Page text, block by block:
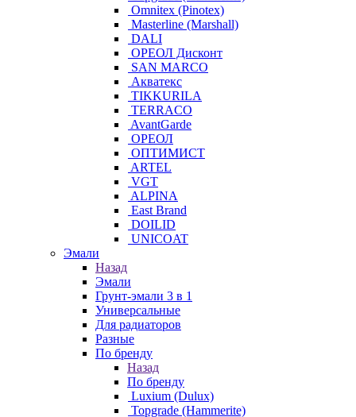
Omnitex (Pinotex)
Masterline (Marshall)
DALI
ОРЕОЛ Дисконт
SAN MARCO
Акватекс
TIKKURILA
TERRACO
AvantGarde
ОРЕОЛ
ОПТИМИСТ
ARTEL
VGT
ALPINA
East Brand
DOILID
UNICOAT
Эмали
Назад
Эмали
Грунт-эмали 3 в 1
Универсальные
Для радиаторов
Разные
По бренду
Назад
По бренду
Luxium (Dulux)
Topgrade (Hammerite)